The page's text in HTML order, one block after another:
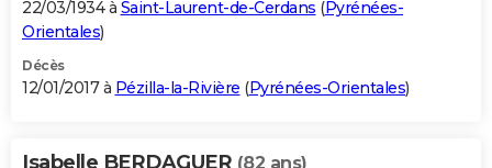
22/03/1934 à Saint-Laurent-de-Cerdans (Pyrénées-
Orientales)
Décès
12/01/2017 à Pézilla-la-Rivière (Pyrénées-Orientales)
Isabelle BERDAGUER (82 ans)